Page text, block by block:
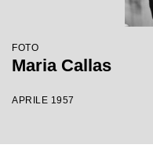
FOTO
Maria Callas
APRILE 1957